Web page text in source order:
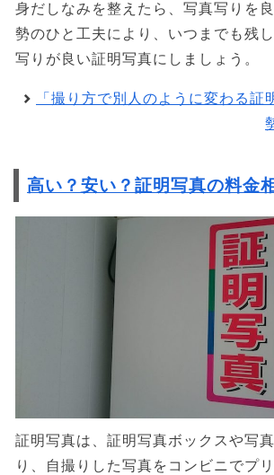
身だしなみを整えたら、写真写りを
勢のひと工夫により、いつまでも残
写りが良い証明写真にしましょう。
「撮り方で別人のように変わる証
高い？安い？証明写真の料金
証明写真は、証明写真ボックスや写
り、自撮りした写真をコンビニでプ